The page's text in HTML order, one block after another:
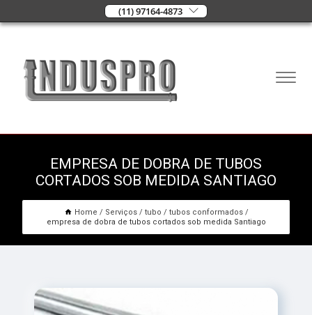
(11) 97164-4873
EMPRESA DE DOBRA DE TUBOS
CORTADOS SOB MEDIDA SANTIAGO
Home Serviços tubo
tubos conformados
empresa de dobra de tubos cortados sob medida Santiago